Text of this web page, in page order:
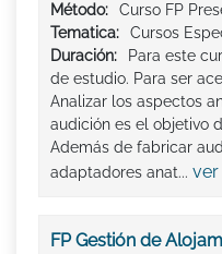
Método:
Curso FP
Tematica:
Cursos
Duración:
Para este
de estudio. Para ser
Analizar los aspectos
audición es el objetivo
Además de fabricar
adaptadores anat... ver
FP Gestión de